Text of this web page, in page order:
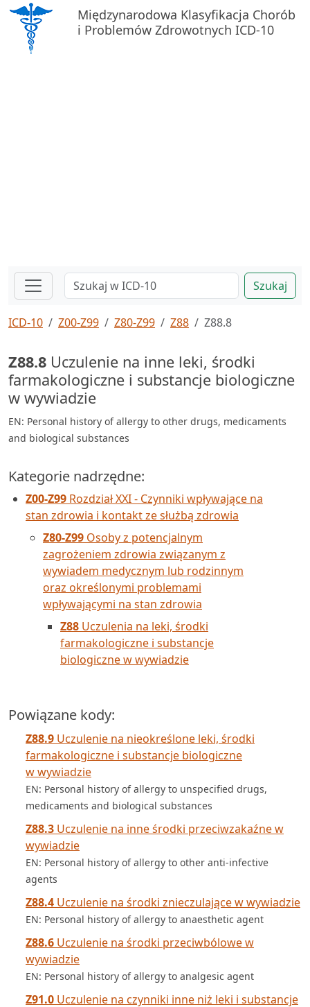
Międzynarodowa Klasyfikacja Chorób
i Problemów Zdrowotnych ICD-10
Szukaj
ICD-10 Z00-Z99 Z80-Z99 Z88 Z88.8
Z88.8 Uczulenie na inne leki, środki
farmakologiczne i substancje biologiczne
w wywiadzie
EN: Personal history of allergy to other drugs, medicaments
and biological substances
Kategorie nadrzędne:
Z00-Z99 Rozdział XXI - Czynniki wpływające na
stan zdrowia i kontakt ze służbą zdrowia
Z80-Z99 Osoby z potencjalnym
zagrożeniem zdrowia związanym z
wywiadem medycznym lub rodzinnym
oraz określonymi problemami
wpływającymi na stan zdrowia
Z88 Uczulenia na leki, środki
farmakologiczne i substancje
biologiczne w wywiadzie
Powiązane kody:
Z88.9 Uczulenie na nieokreślone leki, środki
farmakologiczne i substancje biologiczne
w wywiadzie
EN: Personal history of allergy to unspecified drugs,
medicaments and biological substances
Z88.3 Uczulenie na inne środki przeciwzakaźne w
wywiadzie
EN: Personal history of allergy to other anti-infective
agents
Z88.4 Uczulenie na środki znieczulające w wywiadzie
EN: Personal history of allergy to anaesthetic agent
Z88.6 Uczulenie na środki przeciwbólowe w
wywiadzie
EN: Personal history of allergy to analgesic agent
Z91.0 Uczulenie na czynniki inne niż leki i substancje